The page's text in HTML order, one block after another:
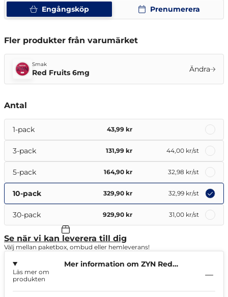
Engångsköp Prenumerera
Fler produkter från varumärket
Smak
Red Fruits 6mg Ändra
Antal
1-pack 43,99 kr
3-pack 131,99 kr 44,00 kr/st
5-pack 164,90 kr 32,98 kr/st
10-pack 329,90 kr 32,99 kr/st
30-pack 929,90 kr 31,00 kr/st
Se när vi kan leverera till dig
Välj mellan paketbox, ombud eller hemleverans!
Mer information om ZYN Red
Läs mer om
produkten